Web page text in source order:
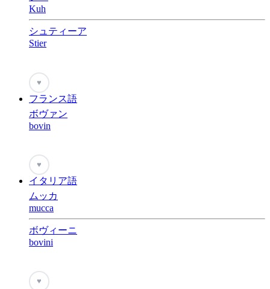
Kuh
シュティーア
Stier
♥
フランス語
ボヴァン
bovin
♥
イタリア語
ムッカ
mucca
ボヴィーニ
bovini
♥